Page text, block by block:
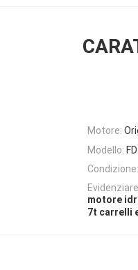
Motore:
Modello:
Condizione:
motore
7t carrelli